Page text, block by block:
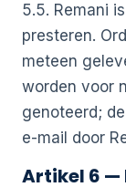
5.5. Remani
presteren.
meteen
worden voor
genoteerd;
e-mail door
Artikel 6 —